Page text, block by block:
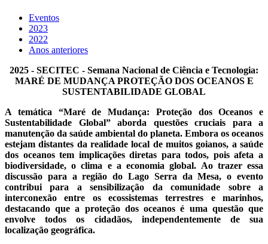
Eventos
2023
2022
Anos anteriores
2025 - SECITEC - Semana Nacional de Ciência e Tecnologia:
MARÉ DE MUDANÇA PROTEÇÃO DOS OCEANOS E
SUSTENTABILIDADE GLOBAL
A temática “Maré de Mudança: Proteção dos Oceanos e
Sustentabilidade Global” aborda questões cruciais para a
manutenção da saúde ambiental do planeta. Embora os oceanos
estejam distantes da realidade local de muitos goianos, a saúde
dos oceanos tem implicaçõesdiretas para todos, pois afeta a
biodiversidade, o clima e a economia global. Ao trazer essa
discussão para a região do Lago Serra da Mesa, o evento
contribui para a sensibilização da comunidade sobre a
interconexão entre os ecossistemas terrestres e marinhos,
destacando que a proteção dos oceanos é uma questão que
envolve todos os cidadãos, independentemente de sua
localização geográfica.